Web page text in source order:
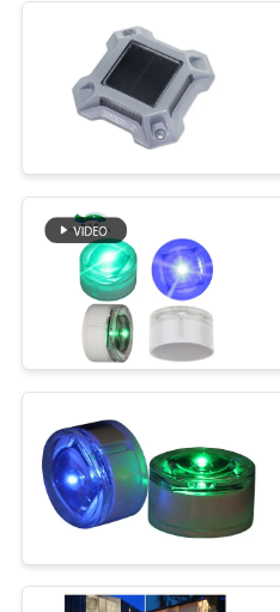
ONLINE
गोपनीयता